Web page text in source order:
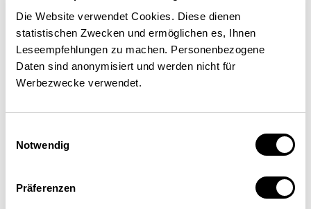
Die Website verwendet Cookies. Diese dienen
statistischen Zwecken und ermöglichen es, Ihnen
Leseempfehlungen zu machen. Personenbezogene
Daten sind anonymisiert und werden nicht für
Werbezwecke verwendet.
Notwendig
Präferenzen
cours de laquelle des thèmes
spécifiques sont abordés avec
des représentants de tous les
cantons, dans le but de
transmettre les bonnes
Dans le cadre des dispositions